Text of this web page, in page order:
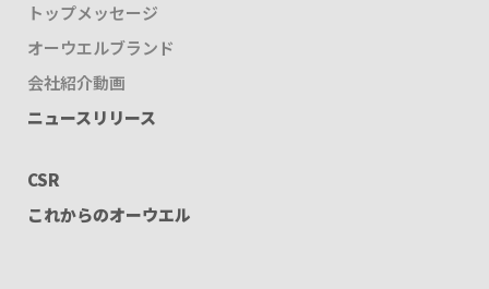
トップメッセージ
オーウエルブランド
会社紹介動画
ニュースリリース
CSR
これからのオーウエル